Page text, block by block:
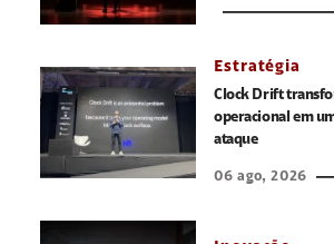
Estratégia
Clock Drift
operacional em
ataque
06 ago, 2026